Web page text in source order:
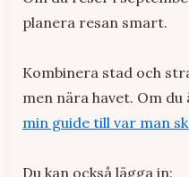
planera resan smart.
Kombinera stad och
men nära havet. Om
min guide till var man
Du kan också lägga in: